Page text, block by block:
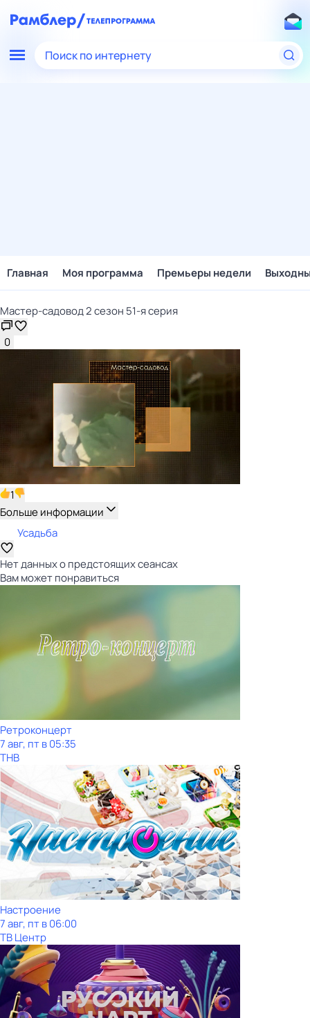
Поиск по интернету
Главная Моя программа Премьеры недели
Мастер-садовод 2 сезон 51-я серия
0
1
Больше информации
Усадьба
Нет данных о предстоящих сеансах
Вам может понравиться
Ретроконцерт
7 авг, пт в 05:35
ТНВ
Настроение
7 авг, пт в 06:00
ТВ Центр